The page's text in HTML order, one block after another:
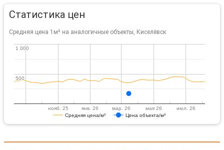
Статистика цен
Средняя цена 1м² на аналогичные объекты, Киселёвск
Средняя цена/м² Цена объекта/м²
нояб. 25 янв. 26 мар. 26 мая 26 июл. 26
500
500
1 000
1 000